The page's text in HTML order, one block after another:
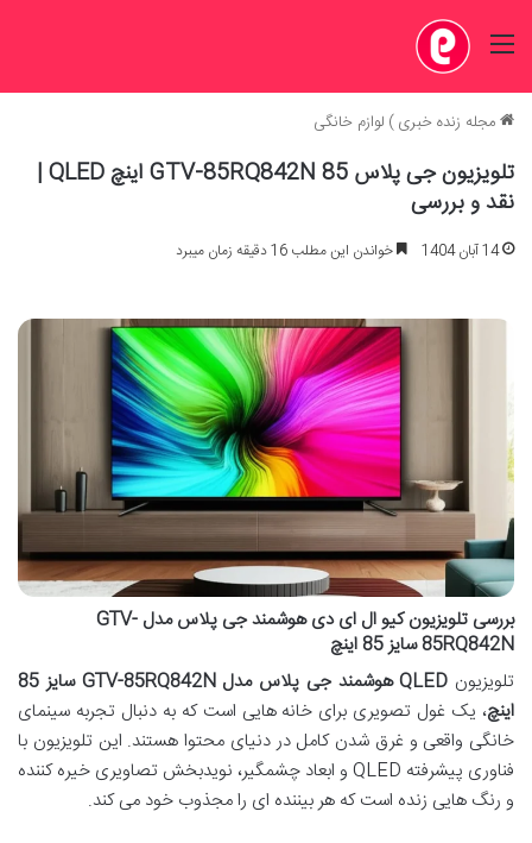
منو
مجله زنده خبری) لوازم خانگی
تلویزیون جی پلاس GTV-85RQ842N 85 اینچ QLED |
نقد و بررسی
14 آبان 1404 خواندن این مطلب 16 دقیقه زمان میبرد
بررسی تلویزیون کیو ال ای دی هوشمند جی پلاس مدل GTV-
85RQ842N سایز 85 اینچ
تلویزیون
QLED هوشمند جی پلاس مدل GTV-85RQ842N سایز 85
اینچ، یک غول تصویری برای خانه هایی است که به دنبال تجربه سینمای
خانگی واقعی و غرق شدن کامل در دنیای محتوا هستند. این تلویزیون با
فناوری پیشرفته QLED و ابعاد چشمگیر، نویدبخش تصاویری خیره کننده
و رنگ هایی زنده است که هر بیننده ای را مجذوب خود می کند.